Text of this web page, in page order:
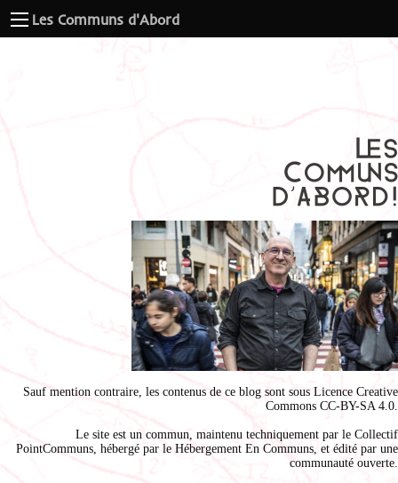
Les Communs d'Abord
Sauf mention contraire, les contenus de ce blog sont sous Licence Creative
Commons CC-BY-SA 4.0
Le site est un commun, maintenu techniquement par le Collectif
PointCommuns , hébergé par le Hébergement En Communs , et édité par une
communauté ouverte.